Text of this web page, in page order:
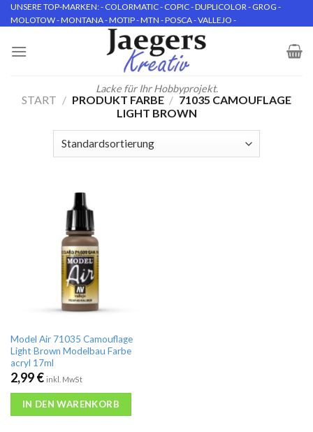
Skip
to
UNSERE TOP-MARKEN: - COLORMATIC - COPIC - DUPLICOLOR - GROG -
MOLOTOW - MONTANA - MOTIP - MTN - POSCA - VALLEJO -
Lacke für Ihr Hobbyprojekt.
START / PRODUKT FARBE / 71035 CAMOUFLAGE
LIGHT BROWN
Model Air 71035 Camouflage
Light Brown Modelbau Farbe
acryl 17ml
2,99€ inkl. MwSt
IN DEN WARENKORB